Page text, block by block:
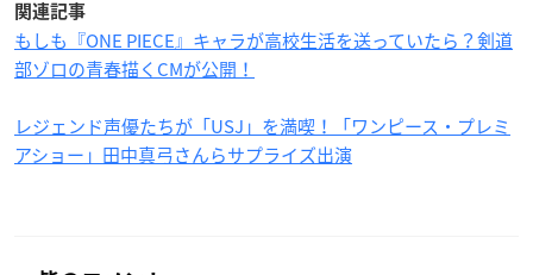
関連記事
もしも『ONE PIECE』キャラが高校生活を送っていたら？剣道
部ゾロの青春描くCMが公開！
レジェンド声優たちが「USJ」を満喫！「ワンピース・プレミ
アショー」田中真弓さんらサプライズ出演